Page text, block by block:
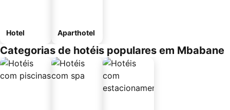
Hotel Aparthotel
Categorias de hotéis populares em Mbabane